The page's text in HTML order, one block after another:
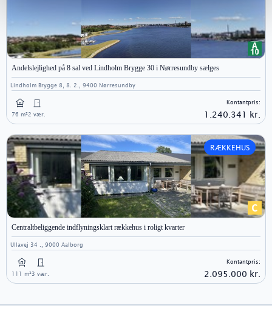
Andelslejlighed på 8 sal ved Lindholm Brygge 30 i Nørresundby sælges
Lindholm Brygge 8, 8. 2., 9400 Nørresundby
76 m²2 vær.
Kontantpris:
1.240.341 kr.
Centraltbeliggende indflyningsklart rækkehus i roligt kvarter
Ullavej 34 ., 9000 Aalborg
111 m²3 vær.
Kontantpris:
2.095.000 kr.
RÆKKEHUS